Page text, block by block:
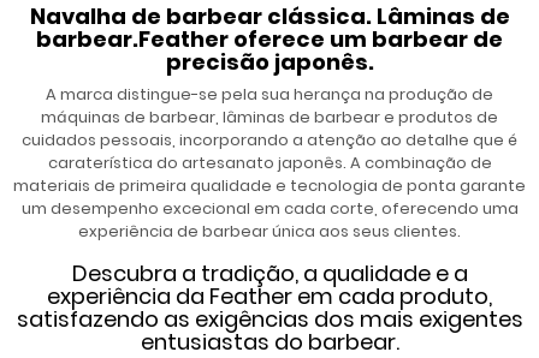
Navalha de barbear clássica. Lâminas de
barbear.Feather oferece um barbear de
precisão japonês.
A marca distingue-se pela sua herança na produção de
máquinas de barbear, lâminas de barbear e produtos de
cuidados pessoais, incorporando a atenção ao detalhe que é
caraterística do artesanato japonês. A combinação de
materiais de primeira qualidade e tecnologia de ponta garante
um desempenho excecional em cada corte, oferecendo uma
experiência de barbear única aos seus clientes.
Descubra a tradição, a qualidade e a
experiência da Feather em cada produto,
satisfazendo as exigências dos mais exigentes
entusiastas do barbear.